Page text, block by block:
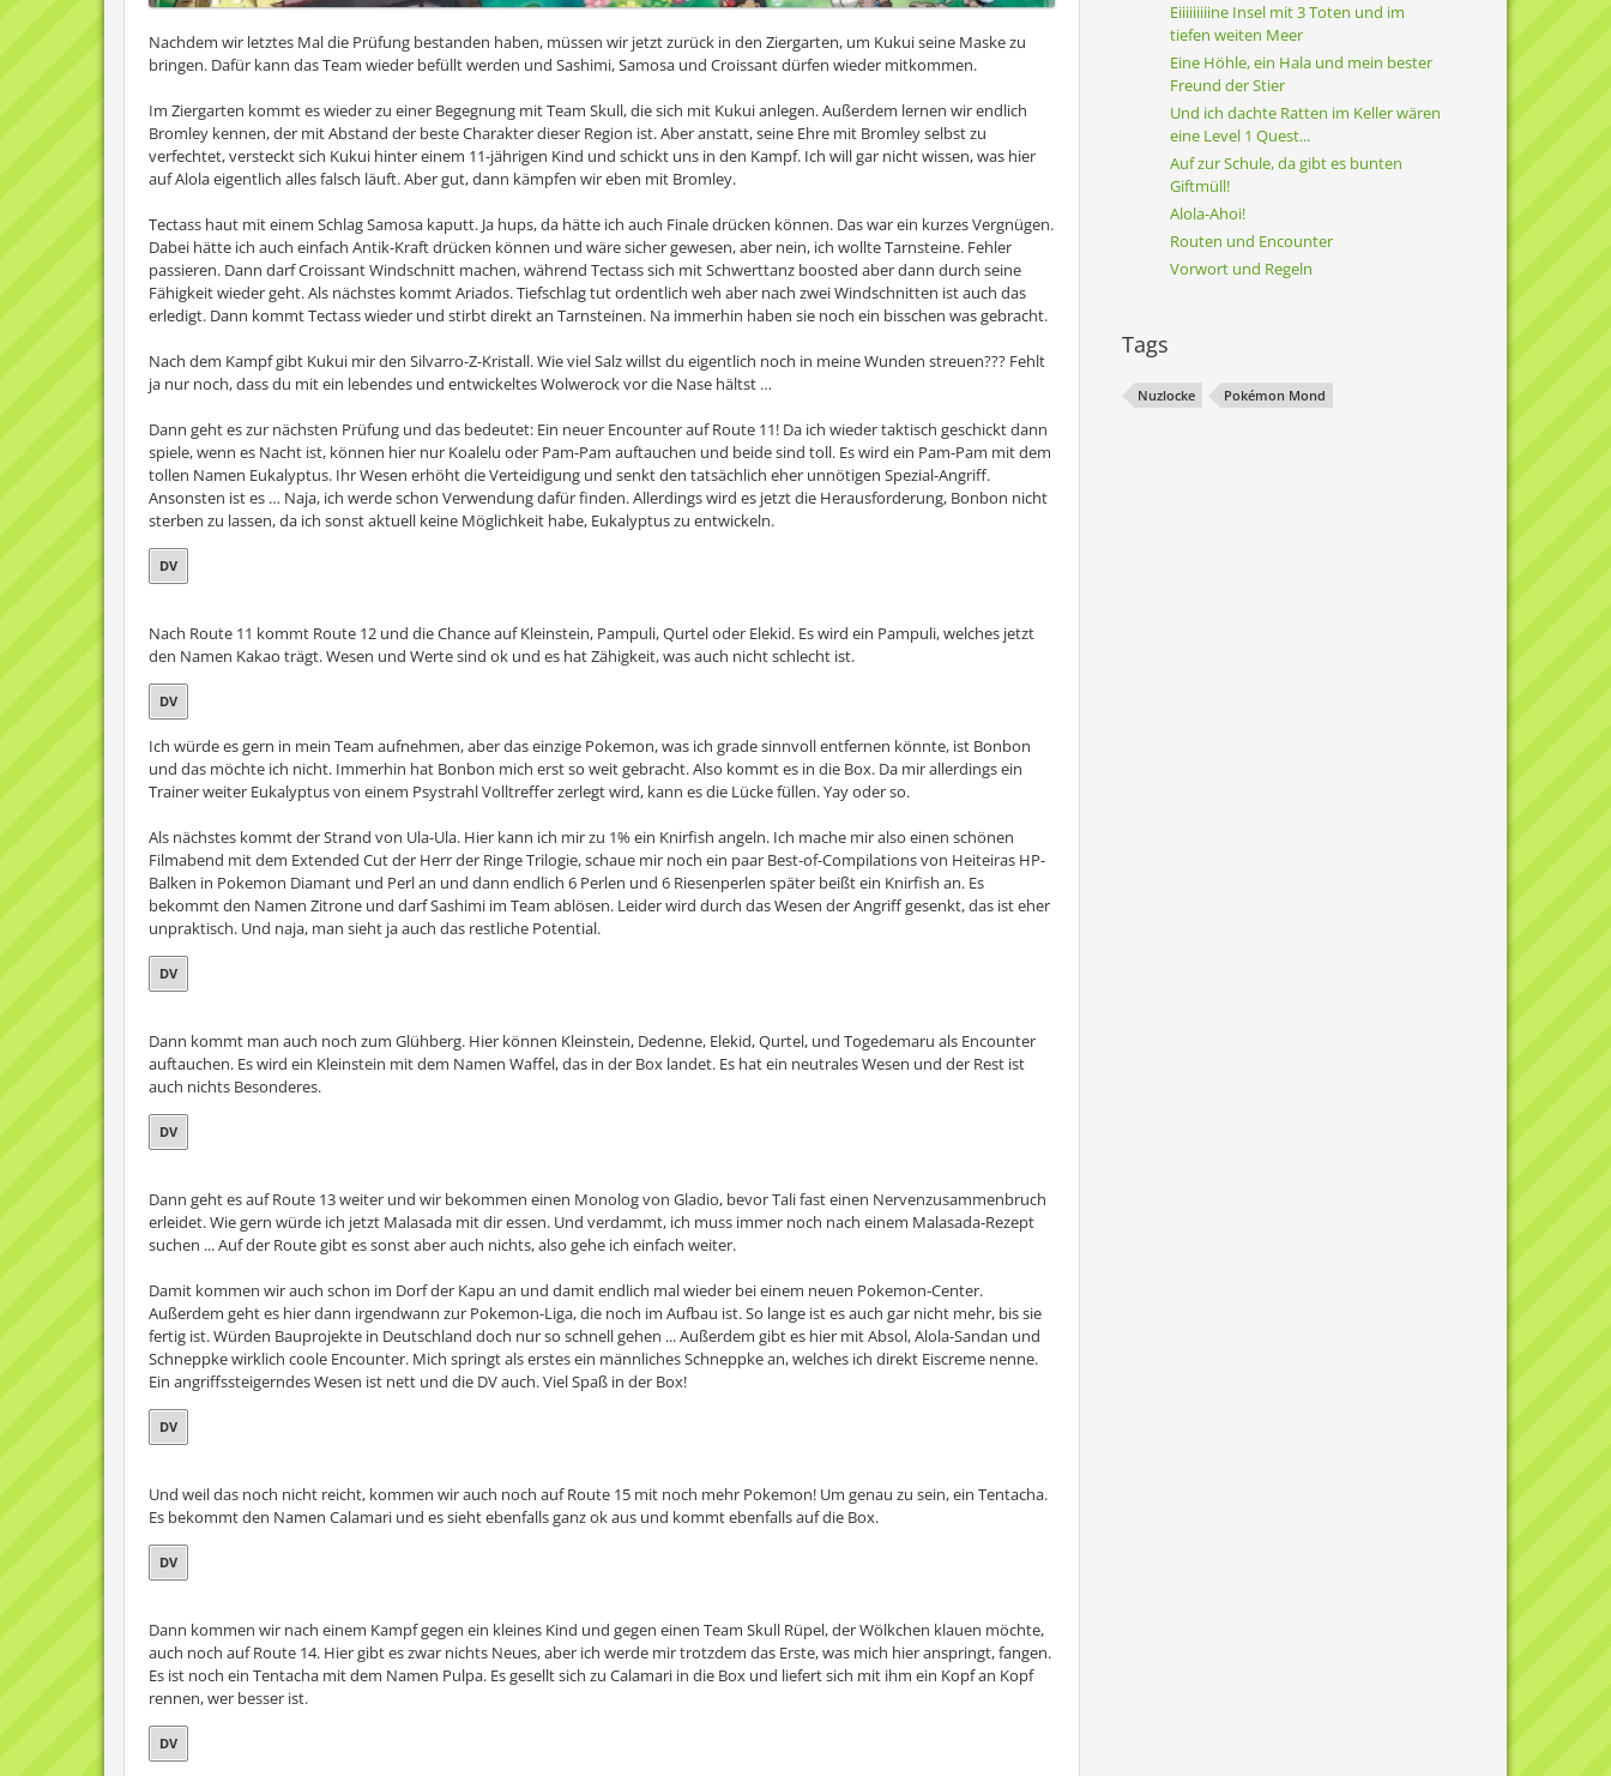
Nachdem wir letztes Mal die Prüfung bestanden haben, müssen wir jetzt zurück in den Ziergarten, um Kukui seine Maske zu
bringen. Dafür kann das Team wieder befüllt werden und Sashimi, Samosa und Croissant dürfen wieder mitkommen.
Im Ziergarten kommt es wieder zu einer Begegnung mit Team Skull, die sich mit Kukui anlegen. Außerdem lernen wir endlich
Bromley kennen, der mit Abstand der beste Charakter dieser Region ist. Aber anstatt, seine Ehre mit Bromley selbst zu
verfechtet, versteckt sich Kukui hinter einem 11-jährigen Kind und schickt uns in den Kampf. Ich will gar nicht wissen, was hier
auf Alola eigentlich alles falsch läuft. Aber gut, dann kämpfen wir eben mit Bromley.
Tectass haut mit einem Schlag Samosa kaputt. Ja hups, da hätte ich auch Finale drücken können. Das war ein kurzes Vergnügen.
Dabei hätte ich auch einfach Antik-Kraft drücken können und wäre sicher gewesen, aber nein, ich wollte Tarnsteine. Fehler
passieren. Dann darf Croissant Windschnitt machen, während Tectass sich mit Schwerttanz boosted aber dann durch seine
Fähigkeit wieder geht. Als nächstes kommt Ariados. Tiefschlag tut ordentlich weh aber nach zwei Windschnitten ist auch das
erledigt. Dann kommt Tectass wieder und stirbt direkt an Tarnsteinen. Na immerhin haben sie noch ein bisschen was gebracht.
Nach dem Kampf gibt Kukui mir den Silvarro-Z-Kristall. Wie viel Salz willst du eigentlich noch in meine Wunden streuen??? Fehlt
ja nur noch, dass du mit ein lebendes und entwickeltes Wolwerock vor die Nase hältst …
Dann geht es zur nächsten Prüfung und das bedeutet: Ein neuer Encounter auf Route 11! Da ich wieder taktisch geschickt dann
spiele, wenn es Nacht ist, können hier nur Koalelu oder Pam-Pam auftauchen und beide sind toll. Es wird ein Pam-Pam mit dem
tollen Namen Eukalyptus. Ihr Wesen erhöht die Verteidigung und senkt den tatsächlich eher unnötigen Spezial-Angriff.
Ansonsten ist es … Naja, ich werde schon Verwendung dafür finden. Allerdings wird es jetzt die Herausforderung, Bonbon nicht
sterben zu lassen, da ich sonst aktuell keine Möglichkeit habe, Eukalyptus zu entwickeln.
DV
Nach Route 11 kommt Route 12 und die Chance auf Kleinstein, Pampuli, Qurtel oder Elekid. Es wird ein Pampuli, welches jetzt
den Namen Kakao trägt. Wesen und Werte sind ok und es hat Zähigkeit, was auch nicht schlecht ist.
DV
Ich würde es gern in mein Team aufnehmen, aber das einzige Pokemon, was ich grade sinnvoll entfernen könnte, ist Bonbon
und das möchte ich nicht. Immerhin hat Bonbon mich erst so weit gebracht. Also kommt es in die Box. Da mir allerdings ein
Trainer weiter Eukalyptus von einem Psystrahl Volltreffer zerlegt wird, kann es die Lücke füllen. Yay oder so.
Als nächstes kommt der Strand von Ula-Ula. Hier kann ich mir zu 1% ein Knirfish angeln. Ich mache mir also einen schönen
Filmabend mit dem Extended Cut der Herr der Ringe Trilogie, schaue mir noch ein paar Best-of-Compilations von Heiteiras HP-
Balken in Pokemon Diamant und Perl an und dann endlich 6 Perlen und 6 Riesenperlen später beißt ein Knirfish an. Es
bekommt den Namen Zitrone und darf Sashimi im Team ablösen. Leider wird durch das Wesen der Angriff gesenkt, das ist eher
unpraktisch. Und naja, man sieht ja auch das restliche Potential.
DV
Dann kommt man auch noch zum Glühberg. Hier können Kleinstein, Dedenne, Elekid, Qurtel, und Togedemaru als Encounter
auftauchen. Es wird ein Kleinstein mit dem Namen Waffel, das in der Box landet. Es hat ein neutrales Wesen und der Rest ist
auch nichts Besonderes.
DV
Dann geht es auf Route 13 weiter und wir bekommen einen Monolog von Gladio, bevor Tali fast einen Nervenzusammenbruch
erleidet. Wie gern würde ich jetzt Malasada mit dir essen. Und verdammt, ich muss immer noch nach einem Malasada-Rezept
suchen ... Auf der Route gibt es sonst aber auch nichts, also gehe ich einfach weiter.
Damit kommen wir auch schon im Dorf der Kapu an und damit endlich mal wieder bei einem neuen Pokemon-Center.
Außerdem geht es hier dann irgendwann zur Pokemon-Liga, die noch im Aufbau ist. So lange ist es auch gar nicht mehr, bis sie
fertig ist. Würden Bauprojekte in Deutschland doch nur so schnell gehen ... Außerdem gibt es hier mit Absol, Alola-Sandan und
Schneppke wirklich coole Encounter. Mich springt als erstes ein männliches Schneppke an, welches ich direkt Eiscreme nenne.
Ein angriffssteigerndes Wesen ist nett und die DV auch. Viel Spaß in der Box!
DV
Und weil das noch nicht reicht, kommen wir auch noch auf Route 15 mit noch mehr Pokemon! Um genau zu sein, ein Tentacha.
Es bekommt den Namen Calamari und es sieht ebenfalls ganz ok aus und kommt ebenfalls auf die Box.
DV
Dann kommen wir nach einem Kampf gegen ein kleines Kind und gegen einen Team Skull Rüpel, der Wölkchen klauen möchte,
auch noch auf Route 14. Hier gibt es zwar nichts Neues, aber ich werde mir trotzdem das Erste, was mich hier anspringt, fangen.
Es ist noch ein Tentacha mit dem Namen Pulpa. Es gesellt sich zu Calamari in die Box und liefert sich mit ihm ein Kopf an Kopf
rennen, wer besser ist.
DV
Eiiiiiiiiine Insel mit 3 Toten und im
tiefen weiten Meer
Eine Höhle, ein Hala und mein bester
Freund der Stier
Und ich dachte Ratten im Keller wären
eine Level 1 Quest...
Auf zur Schule, da gibt es bunten
Giftmüll!
Alola-Ahoi!
Routen und Encounter
Vorwort und Regeln
Tags
Nuzlocke Pokémon Mond